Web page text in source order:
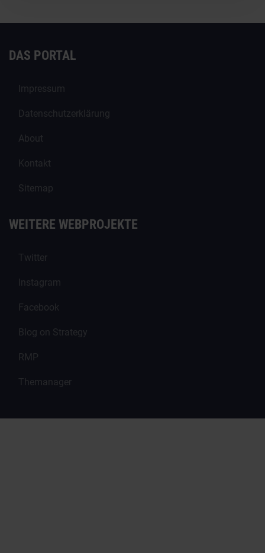
DAS PORTAL
Impressum
Datenschutzerklärung
About
Kontakt
Sitemap
WEITERE WEBPROJEKTE
Twitter
Instagram
Facebook
Blog on Strategy
RMP
Themanager